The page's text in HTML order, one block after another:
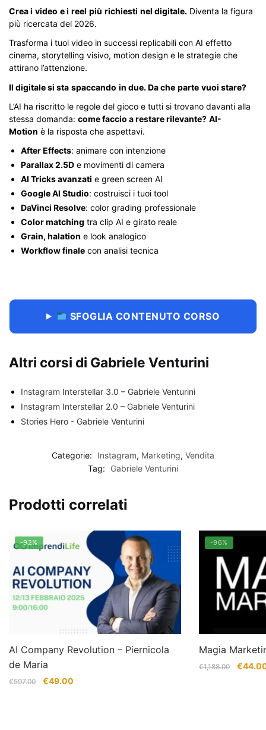
Crea i video e i reel più richiesti nel digitale. Diventa la figura
più ricercata del 2026.
Trasforma i tuoi video in successi replicabili con AI effetto
cinema, storytelling visivo, motion design e le strategie che
attirano l’attenzione.
Il digitale si sta spaccando in due. Da che parte vuoi stare?
L’AI ha riscritto le regole del gioco e tutti si trovano davanti alla
stessa domanda: come faccio a restare rilevante? AI-
Motion è la risposta che aspettavi.
After Effects: animare con intenzione
Parallax 2.5D e movimenti di camera
AI Tricks avanzati e green screen AI
Google AI Studio: costruisci i tuoi tool
DaVinci Resolve: color grading professionale
Color matching tra clip AI e girato reale
Grain, halation e look analogico
Workflow finale con analisi tecnica
SFOGLIA CONTENUTO CORSO
Altri corsi di Gabriele Venturini
Instagram Interstellar 3.0 – Gabriele Venturini
Instagram Interstellar 2.0 – Gabriele Venturini
Stories Hero - Gabriele Venturini
Categorie: Instagram, Marketing, Vendita
Tag:
Gabriele Venturini
Prodotti correlati
-92%
AI Company Revolution – Piernicola
de Maria
€597.00
Il
€49.00
-96%
Magia
€1,188.00
Il
€